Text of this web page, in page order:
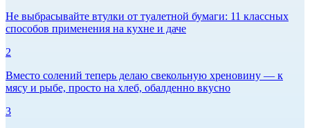
Не выбрасывайте втулки от туалетной бумаги: 11 классных
способов применения на кухне и даче
2
Вместо солений теперь делаю свекольную хреновину — к
мясу и рыбе, просто на хлеб, обалденно вкусно
3